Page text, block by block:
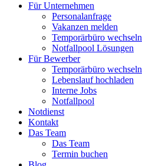
Für Unternehmen
Personalanfrage
Vakanzen melden
Temporärbüro wechseln
Notfallpool Lösungen
Für Bewerber
Temporärbüro wechseln
Lebenslauf hochladen
Interne Jobs
Notfallpool
Notdienst
Kontakt
Das Team
Das Team
Termin buchen